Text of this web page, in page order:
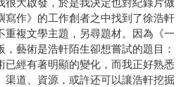
很大啟發，於是我決定也對紀錄片做
寫作》的工作創者之中找到了徐浩軒
重複文學主題，另尋題材。因為《一
藝術是浩軒陌生卻想嘗試的題目：
已經有著明顯的變化，而我正好熟悉
渠道、資源，或許还可以讓浩軒挖掘